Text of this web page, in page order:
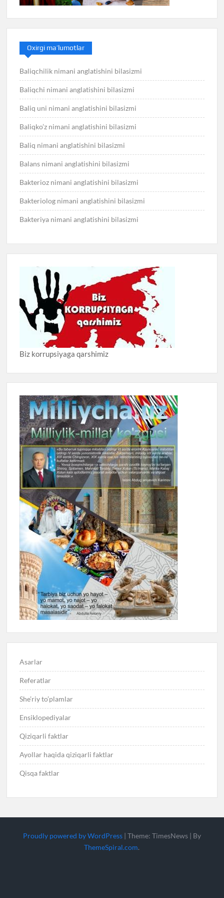
Oxirgi ma’lumotlar
Baliqchilik nimani anglatishini bilasizmi
Baliqchi nimani anglatishini bilasizmi
Baliq uni nimani anglatishini bilasizmi
Baliqko’z nimani anglatishini bilasizmi
Baliq nimani anglatishini bilasizmi
Balans nimani anglatishini bilasizmi
Bakterioz nimani anglatishini bilasizmi
Bakteriolog nimani anglatishini bilasizmi
Bakteriya nimani anglatishini bilasizmi
Biz korrupsiyaga qarshimiz
Asarlar
Referatlar
She’riy to’plamlar
Ensiklopediyalar
Qiziqarli faktlar
Ayollar haqida qiziqarli faktlar
Qisqa faktlar
Proudly powered by WordPress | Theme: TimesNews | By
ThemeSpiral.com.